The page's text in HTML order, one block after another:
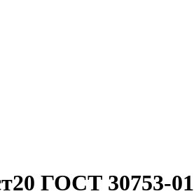
ГОСТ 30753-01